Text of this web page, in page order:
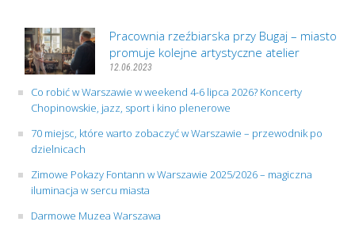
Pracownia rzeźbiarska przy Bugaj – miasto
promuje kolejne artystyczne atelier
12.06.2023
Co robić w Warszawie w weekend 4-6 lipca 2026? Koncerty
Chopinowskie, jazz, sport i kino plenerowe
70 miejsc, które warto zobaczyć w Warszawie – przewodnik po
dzielnicach
Zimowe Pokazy Fontann w Warszawie 2025/2026 – magiczna
iluminacja w sercu miasta
Darmowe Muzea Warszawa